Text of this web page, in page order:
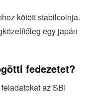
kötött stabilcoinja.
egy japán
fedezetet?
az SBI